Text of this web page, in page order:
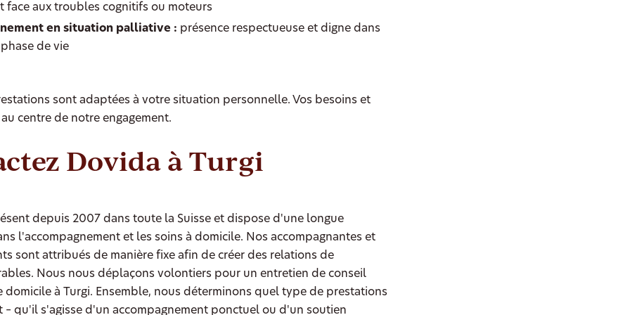
face aux troubles cognitifs ou moteurs
en situation palliative : présence respectueuse et digne dans
de vie
sont adaptées à votre situation personnelle. Vos besoins et
centre de notre engagement.
Dovida à Turgi
depuis 2007 dans toute la Suisse et dispose d'une longue
l'accompagnement et les soins à domicile. Nos accompagnantes et
sont attribués de manière fixe afin de créer des relations de
Nous nous déplaçons volontiers pour un entretien de conseil
domicile à Turgi. Ensemble, nous déterminons quel type de prestations
– qu'il s'agisse d'un accompagnement ponctuel ou d'un soutien